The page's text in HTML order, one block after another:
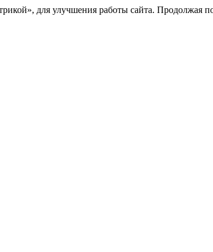
для улучшения работы сайта. Продолжая